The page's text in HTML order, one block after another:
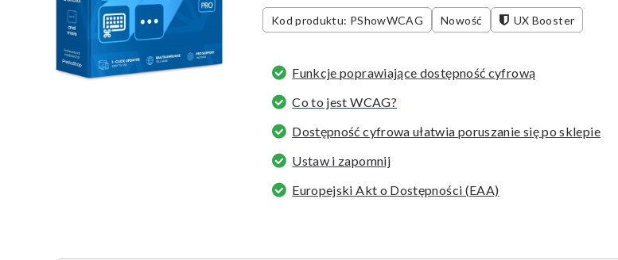
Kod produktu: PShowWCAG Nowość UX Booster
Funkcje poprawiające dostępność cyfrową
Co to jest WCAG?
Dostępność cyfrowa ułatwia poruszanie się po sklepie
Ustaw i zapomnij
Europejski Akt o Dostępności (EAA)